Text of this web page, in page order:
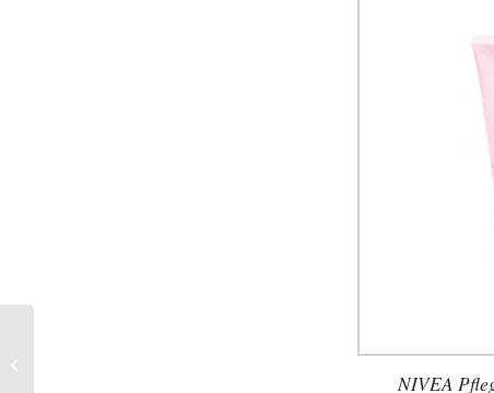
NIVEA